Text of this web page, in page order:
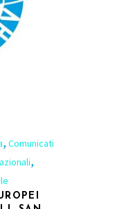
, Comunicati
,